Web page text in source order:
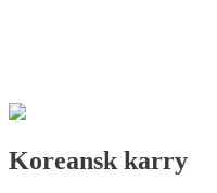
Koreansk karry